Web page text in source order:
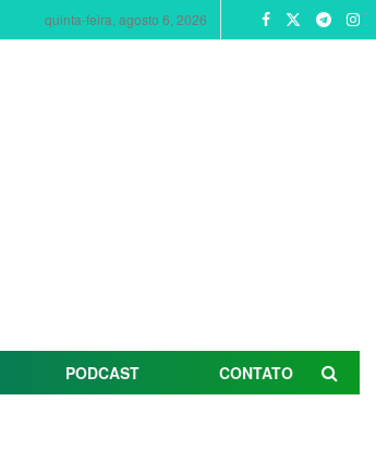
quinta-feira, agosto 6, 2026
PODCAST CONTATO